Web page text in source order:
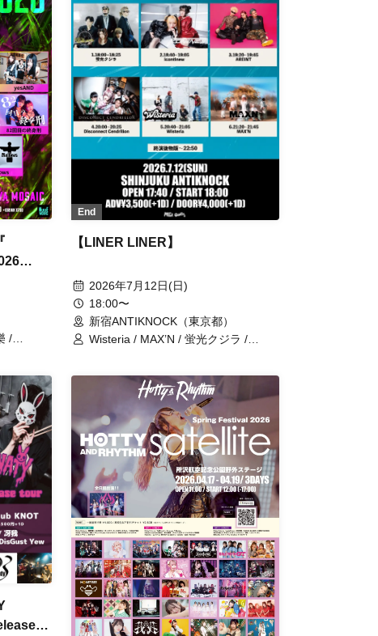
/
End
【LINER LINER】
2026年7月12日(日)
18:00〜
新宿ANTIKNOCK（東京都）
Wisteria / MAX’N / 蛍光クジラ /